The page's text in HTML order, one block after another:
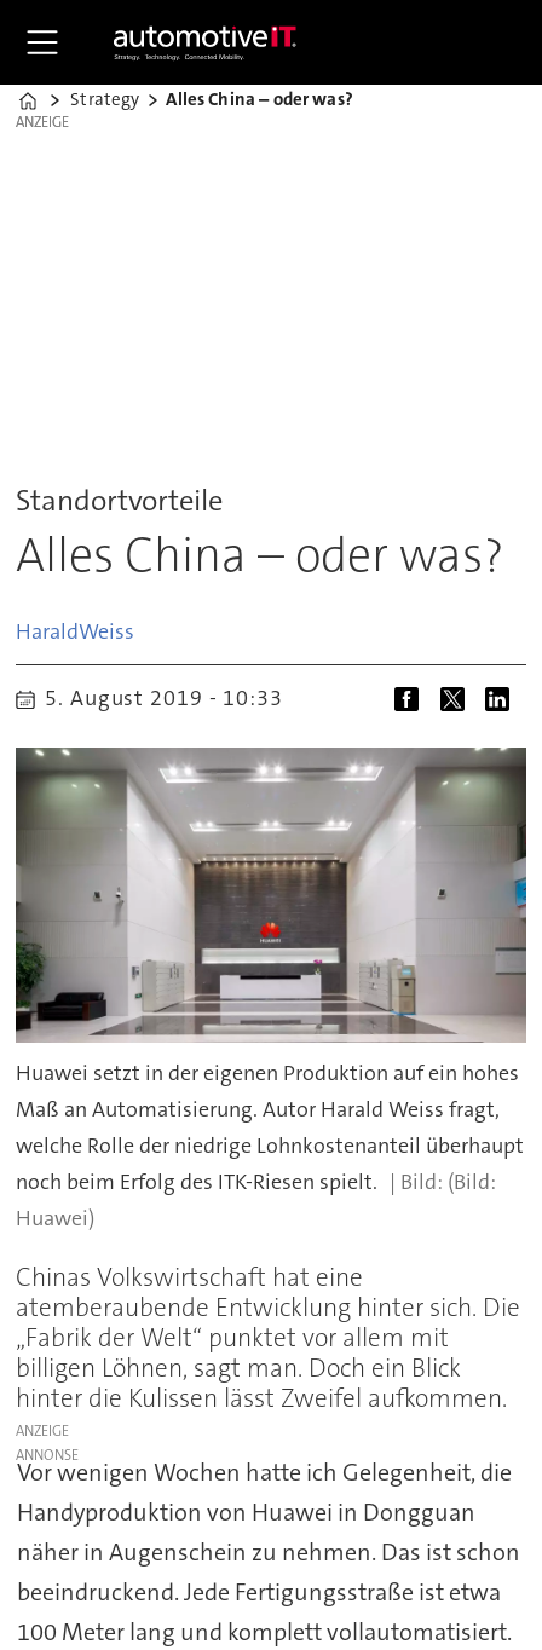
Home
Strategy Alles China – oder was?
ANZEIGE
ANZEIGE
Standortvorteile
Alles China – oder was?
HaraldWeiss
5. August 2019 - 10:33
Huawei setzt in der eigenen Produktion auf ein hohes
Maß an Automatisierung. Autor Harald Weiss fragt,
welche Rolle der niedrige Lohnkostenanteil überhaupt
noch beim Erfolg des ITK-Riesen spielt.
(Bild:
Huawei)
Chinas Volkswirtschaft hat eine
atemberaubende Entwicklung hinter sich. Die
„Fabrik der Welt“ punktet vor allem mit
billigen Löhnen, sagt man. Doch ein Blick
hinter die Kulissen lässt Zweifel aufkommen.
ANZEIGE
Vor wenigen Wochen hatte ich Gelegenheit, die
Handyproduktion von Huawei in Dongguan
näher in Augenschein zu nehmen. Das ist schon
beeindruckend. Jede Fertigungsstraße ist etwa
100 Meter lang und komplett vollautomatisiert.